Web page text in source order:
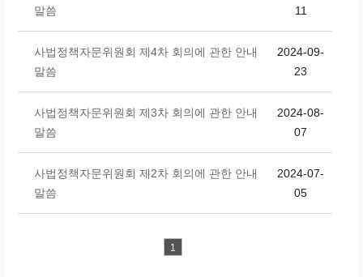
말씀
11
사법정책자문위원회 제4차 회의에 관한 안내
말씀
2024-09-
23
사법정책자문위원회 제3차 회의에 관한 안내
말씀
2024-08-
07
사법정책자문위원회 제2차 회의에 관한 안내
말씀
2024-07-
05
1